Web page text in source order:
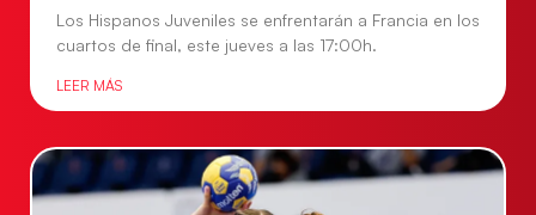
Los Hispanos Juveniles se enfrentarán a Francia en los
cuartos de final, este jueves a las 17:00h.
LEER MÁS